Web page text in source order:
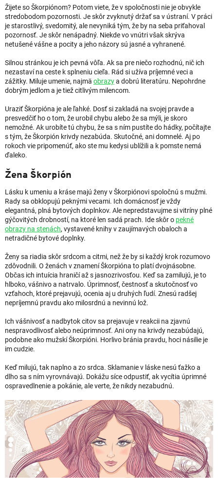
Žijete so Škorpiónom? Potom viete, že v spoločnosti nie je obvykle
stredobodom pozornosti. Je skôr zvyknutý držať sa v ústraní. V práci
je starostlivý, svedomitý, ale nevyniká tým, že by na seba priťahoval
pozornosť. Je skôr nenápadný. Niekde vo vnútri však skrýva
netušené vášne a pocity a jeho názory sú jasné a vyhranené.
Silnou stránkou je ich pevná vôľa. Ak sa pre niečo rozhodnú, nič ich
nezastaví na ceste k splneniu cieľa. Rád si užíva príjemné veci a
zážitky. Miluje umenie, najmä obrazya dobrú literatúru. Nepohrdne
dobrým jedlom a je tiež citlivým milencom.
Uraziť Škorpióna je ale ľahké. Dosť si zakladá na svojej pravde a
presvedčiť ho o tom, že urobil chybu alebo že sa mýli, je skoro
nemožné. Ak urobíte tú chybu, že sa s ním pustíte do hádky, počítajte
s tým, že Škorpión krivdy nezabúda. Skutočné, ani domnelé. Aj po
rokoch vie pripomenúť, ako ste mu kedysi ublížili a k pomste nemá
ďaleko.
Žena Škorpión
Lásku k umeniu a kráse majú ženy v Škorpiónovi spoločnú s mužmi.
Rady sa obklopujú peknými vecami. Ich domácnosť je vždy
elegantná, plná bytových doplnkov. Ale nepredstavujme si vitríny plné
gýčovitých drobností, na ktoré len sadá prach. Ide skôr o pekné
obrazy na stenách, vystavené knihy v zaujímavých obaloch a
netradičné bytové doplnky.
Ženy sa riadia skôr srdcom a citmi, než že by si každý krok rozumovo
zdôvodnili. O ženách v znamení Škorpióna to platí dvojnásobne.
Občas ich intuícia hraničí až s jasnozrivosťou. Keď sa zamilujú, je to
hlboko, vášnivo a natrvalo. Úprimnosť, čestnosť a skutočnosť vo
vzťahoch, ktoré prejavujú, ocenia aj u druhých ľudí. Znesú radšej
nepríjemnú pravdu ako milosrdnú a nevinnú lož.
Ich vášnivosť a nadbytok citov sa prejavuje v reakcii na zjavnú
nespravodlivosť alebo neúprimnosť. Ani ony na krivdy nezabúdajú,
podobne ako mužskí Škorpióni. Horlivo bránia pravdu, hoci násilie je
im cudzie.
Keď milujú, tak naplno a zo srdca. Sklamanie v láske nesú ťažko a
dlho sa s ním vyrovnávajú. Dokážu síce odpustiť, ak vycítia úprimné
ospravedlnenie a pokánie, ale verte, že nikdy nezabudnú.